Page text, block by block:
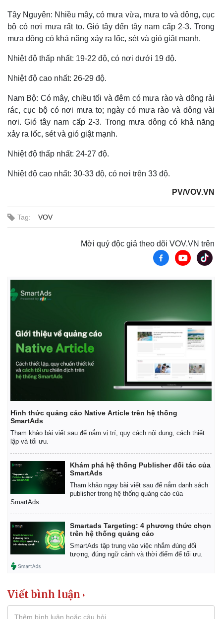
Kinh tế
Bất động sản
Khởi nghiệp
Giá vàng
Tỷ giá
Chứng khoán
Giá cà phê
Tây Nguyên: Nhiều mây, có mưa vừa, mưa to và dông, cục
bộ có nơi mưa rất to. Gió tây đến tây nam cấp 2-3. Trong
mưa dông có khả năng xảy ra lốc, sét và gió giật mạnh.
Nhiệt độ thấp nhất: 19-22 độ, có nơi dưới 19 độ.
Nhiệt độ cao nhất: 26-29 độ.
Nam Bộ: Có mây, chiều tối và đêm có mưa rào và dông rải
rác, cục bộ có nơi mưa to; ngày có mưa rào và dông vài
nơi. Gió tây nam cấp 2-3. Trong mưa dông có khả năng
xảy ra lốc, sét và gió giật mạnh.
Nhiệt độ thấp nhất: 24-27 độ.
Nhiệt độ cao nhất: 30-33 độ, có nơi trên 33 độ.
PV/VOV.VN
Tag: VOV
Mời quý độc giả theo dõi VOV.VN trên
Hình thức quảng cáo Native Article trên hệ thống
SmartAds
Tham khảo bài viết sau để nắm vị trí, quy cách nội dung, cách thiết
lập và tối ưu.
Khám phá hệ thống Publisher đối tác của
SmartAds
Tham khảo ngay bài viết sau để nắm danh sách
publisher trong hệ thống quảng cáo của
SmartAds.
Smartads Targeting: 4 phương thức chọn
trên hệ thống quảng cáo
SmartAds tập trung vào việc nhắm đúng đối
tượng, đúng ngữ cảnh và thời điểm để tối ưu.
Viết bình luận